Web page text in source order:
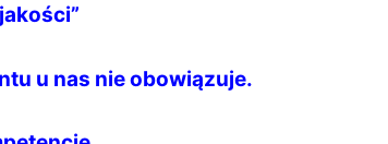
u nas nie obowiązuje.